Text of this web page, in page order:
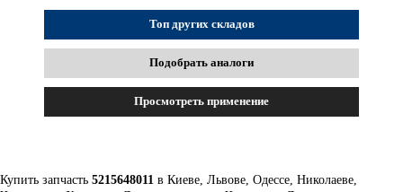
Топ других складов
Подобрать аналоги
Просмотреть применение
Купить запчасть 5215648011 в Киеве, Львове, Одессе, Николаеве,